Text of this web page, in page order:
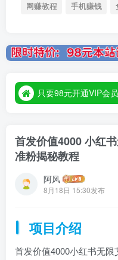
网赚教程 手机赚钱
只要98元开通VIP会员，终身下载各大机构内部
首发价值4000 小红
准粉揭秘教程
阿风
8月18日 15:30发布
项目介绍
首发价值4000小红书无